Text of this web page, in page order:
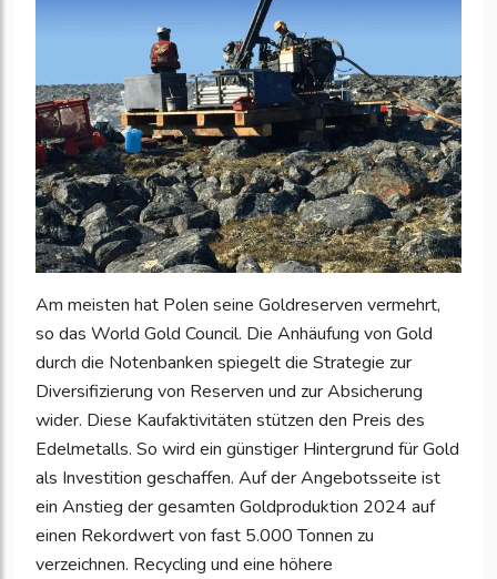
Am meisten hat Polen seine Goldreserven vermehrt,
so das World Gold Council. Die Anhäufung von Gold
durch die Notenbanken spiegelt die Strategie zur
Diversifizierung von Reserven und zur Absicherung
wider. Diese Kaufaktivitäten stützen den Preis des
Edelmetalls. So wird ein günstiger Hintergrund für Gold
als Investition geschaffen. Auf der Angebotsseite ist
ein Anstieg der gesamten Goldproduktion 2024 auf
einen Rekordwert von fast 5.000 Tonnen zu
verzeichnen. Recycling und eine höhere